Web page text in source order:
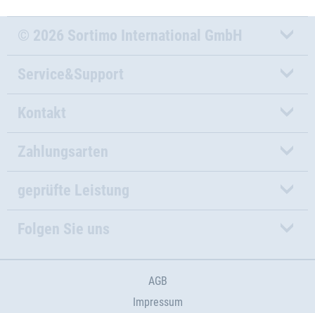
© 2026 Sortimo International GmbH
Service&Support
Kontakt
Zahlungsarten
geprüfte Leistung
Folgen Sie uns
AGB
Impressum